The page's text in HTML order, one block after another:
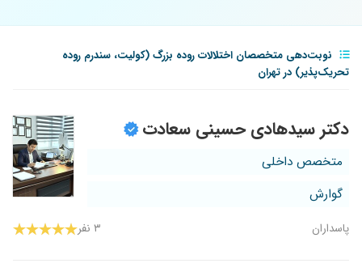
نوبت‌دهی متخصصان اختلالات روده بزرگ (کولیت، سندرم روده
تحریک‌پذیر) در تهران
دکتر سیدهادی حسینی سعادت
متخصص داخلی
گوارش
پاسداران ۳ نفر